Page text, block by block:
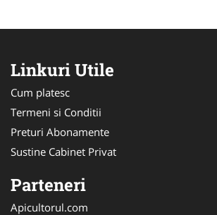
Linkuri Utile
Cum platesc
Termeni si Conditii
Preturi Abonamente
Sustine Cabinet Privat
Parteneri
Apicultorul.com